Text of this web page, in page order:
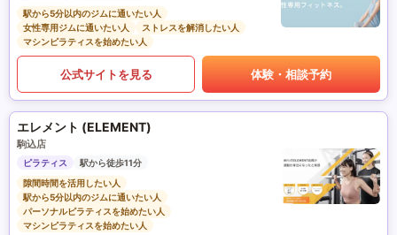
駅から5分以内のジムに通いたい人
女性専用ジムに通いたい人
ストレスを解消したい人
マシンピラティスを始めたい人
公式サイトを見る 体験・相談予約
エレメント (ELEMENT)
駒込店
ピラティス
駅から徒歩11分
隙間時間を活用したい人
駅から5分以内のジムに通いたい人
パーソナルピラティスを始めたい人
マシンピラティスを始めたい人